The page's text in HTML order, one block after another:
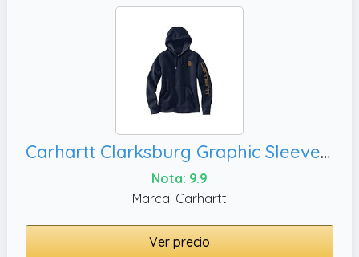
Carhartt Clarksburg Graphic Sleeve Pullover Sweatshirt (Regular and Plus Sizes) Sudadera, L para Mujer
Nota: 9.9
Marca: Carhartt
Ver precio